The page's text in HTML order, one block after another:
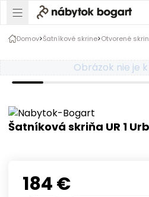
Domov Šatníkové skrine Otvorené
Obrázok nie je
Šatníková skriňa UR 1
184€